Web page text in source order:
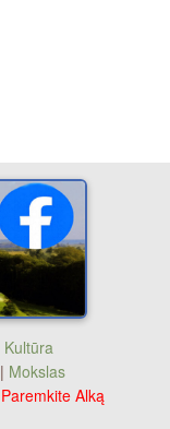
Kultūra
| Mokslas
Paremkite Alką